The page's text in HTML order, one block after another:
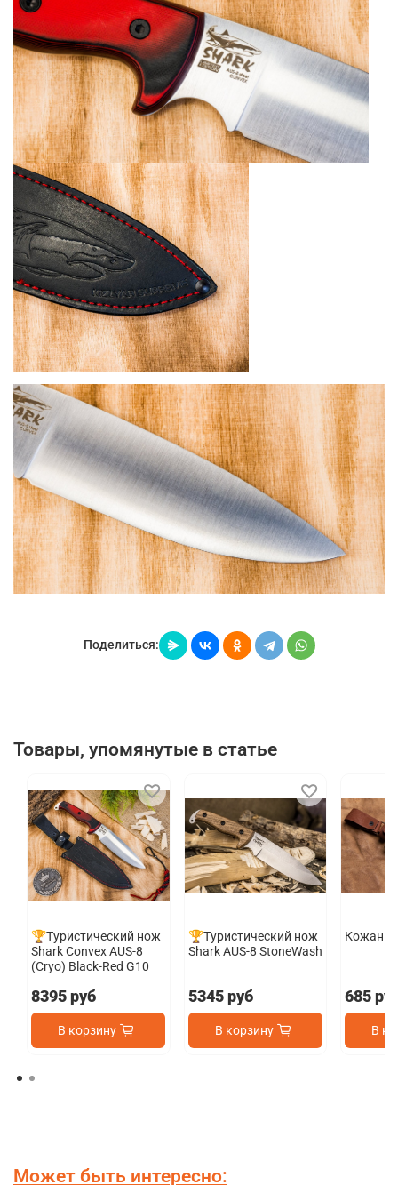
Поделиться:
Товары, упомянутые в статье
🏆Туристический нож
Shark Convex AUS-8
(Cryo) Black-Red G10
8395 руб
В корзину
🏆Туристический нож
Shark AUS-8 StoneWash
5345 руб
В корзину
685
В
Может быть интересно: